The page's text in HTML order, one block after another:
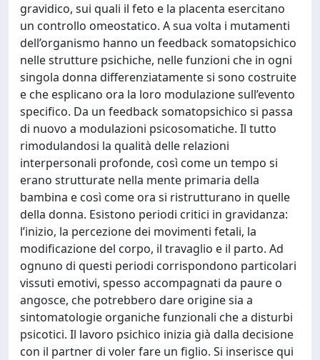
gravidico, sui quali il feto e la placenta esercitano
un controllo omeostatico. A sua volta i mutamenti
dell’organismo hanno un feedback somatopsichico
nelle strutture psichiche, nelle funzioni che in ogni
singola donna differenziatamente si sono costruite
e che esplicano ora la loro modulazione sull’evento
specifico. Da un feedback somatopsichico si passa
di nuovo a modulazioni psicosomatiche. Il tutto
rimodulandosi la qualità delle relazioni
interpersonali profonde, così come un tempo si
erano strutturate nella mente primaria della
bambina e così come ora si ristrutturano in quelle
della donna. Esistono periodi critici in gravidanza:
l’inizio, la percezione dei movimenti fetali, la
modificazione del corpo, il travaglio e il parto. Ad
ognuno di questi periodi corrispondono particolari
vissuti emotivi, spesso accompagnati da paure o
angosce, che potrebbero dare origine sia a
sintomatologie organiche funzionali che a disturbi
psicotici. Il lavoro psichico inizia già dalla decisione
con il partner di voler fare un figlio. Si inserisce qui